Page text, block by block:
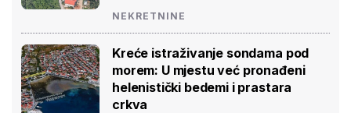
NEKRETNINE
Kreće istraživanje sondama pod
morem: U mjestu već pronađeni
helenistički bedemi i prastara
crkva